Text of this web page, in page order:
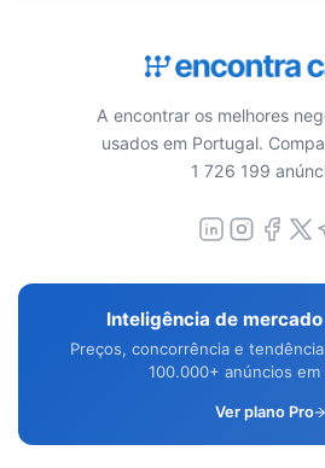
A encontrar os melhores
usados em Portugal.
1 726 199
Inteligência de
Preços, concorrência e
100.000+ anúncios em
Ver plano Pro